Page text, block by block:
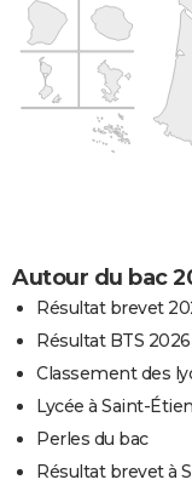
Autour du bac
Résultat brevet
Résultat BTS 2026
Classement des
Lycée à Saint-
Perles du bac
Résultat brevet à